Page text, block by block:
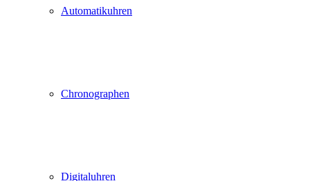
Automatikuhren
Chronographen
Digitaluhren